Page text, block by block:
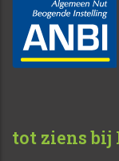
tot ziens bij